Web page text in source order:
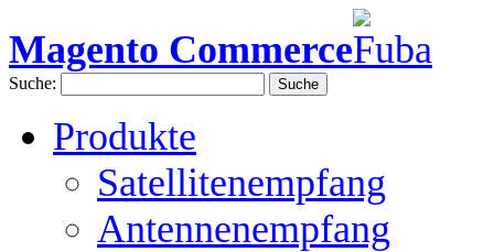
Magento Commerce
Suche: Suche
Produkte
Satellitenempfang
Antennenempfang